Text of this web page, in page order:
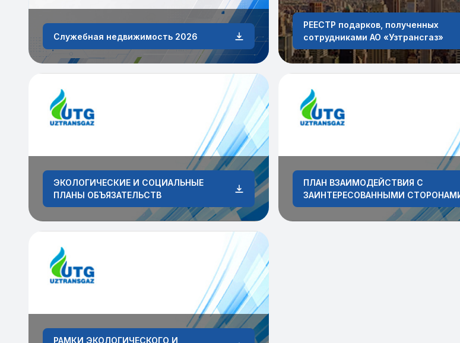
Служебная недвижимость 2026
РЕЕСТР подарков, полученных
сотрудниками АО «Узтрансгаз»
ЭКОЛОГИЧЕСКИЕ И СОЦИАЛЬНЫЕ
ПЛАНЫ ОБЪЯЗАТЕЛЬСТВ
ПЛАН ВЗАИМОДЕЙСТВИЯ С
ЗАИНТЕРЕСОВАННЫМИ
РАМКИ ЭКОЛОГИЧЕСКОГО И